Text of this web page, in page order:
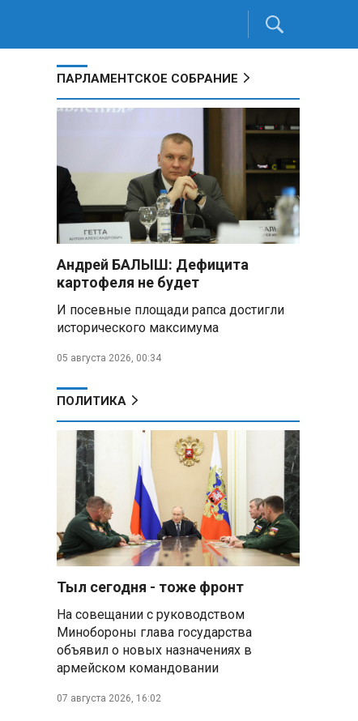
ПАРЛАМЕНТСКОЕ СОБРАНИЕ
Андрей БАЛЫШ: Дефицита
картофеля не будет
И посевные площади рапса достигли
исторического максимума
05 августа 2026, 00:34
ПОЛИТИКА
Тыл сегодня - тоже фронт
На совещании с руководством
Минобороны глава государства
объявил о новых назначениях в
армейском командовании
07 августа 2026, 16:02